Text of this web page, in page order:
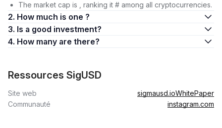
The market cap is , ranking it # among all cryptocurrencies.
2. How much is one ?
3. Is a good investment?
4. How many are there?
Ressources SigUSD
Site web sigmausd.ioWhitePaper
Communauté
instagram.com